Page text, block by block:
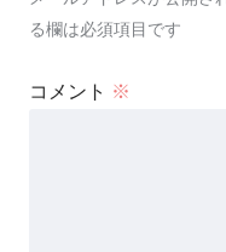
る欄は必須項目です
コメント ※